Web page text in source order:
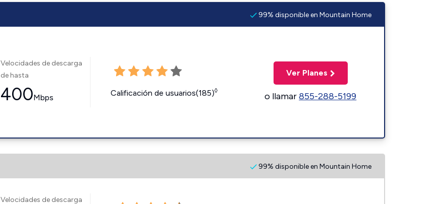
99% disponible en Mountain Home
Velocidades de descarga
de hasta
400Mbps Calificación de usuarios(185)◊
Ver Planes
o llamar855-288-5199
99% disponible en Mountain Home
Velocidades de descarga